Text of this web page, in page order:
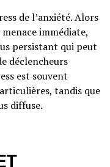
de l’anxiété. Alors
immédiate,
persistant qui peut
déclencheurs
est souvent
tandis que
diffuse.